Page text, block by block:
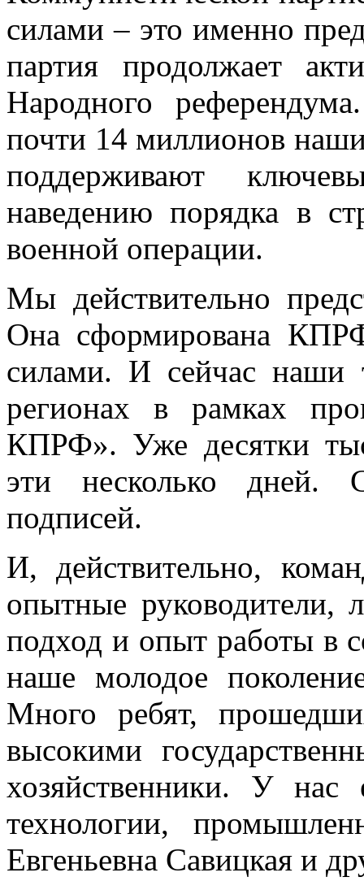
силами – это именно
партия продолжает
Народного
почти 14 миллионов
поддерживают
наведению порядка в
военной операции.
Мы действительно
Она сформирована
силами. И сейчас наши
регионах в рамках
КПРФ». Уже десятки
эти несколько дней.
подписей.
И, действительно,
опытные руководители,
подход и опыт работы в
наше молодое
Много ребят,
высокими
хозяйственники. У нас
технологии,
Евгеньевна Савицкая и